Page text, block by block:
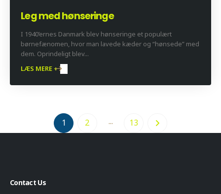
Leg med hønseringe
I 1940’ernes Danmark blev hønseringe et populært
børnefænomen, hvor man lavede kæder og “hønsede” med
dem. Oprindeligt blev...
LÆS MERE +
1 2 ... 13
Contact Us